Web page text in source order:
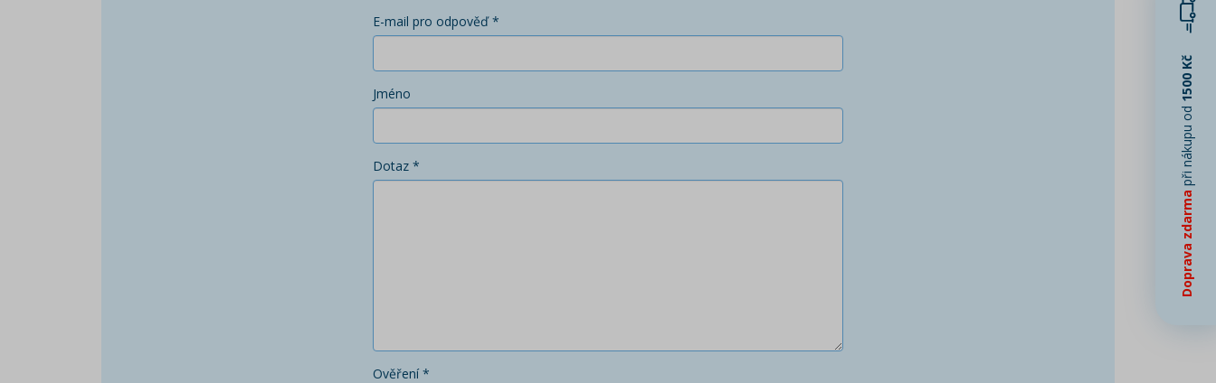
E-mail pro odpověď *
Jméno
Dotaz *
Ověření *
Doprava zdarma
při nákupu od
1500 Kč